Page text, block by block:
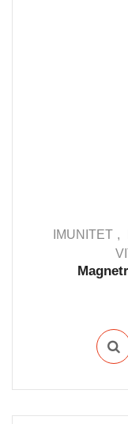
IMUNITET